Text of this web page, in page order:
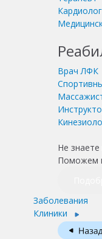
Кардиолог
Врач ЛФК
Не знаете
Поможем
Заболевания
Клиники